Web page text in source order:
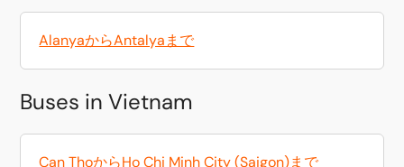
AlanyaからAntalyaまで
Buses in Vietnam
Can ThoからHo Chi Minh City (Saigon)まで